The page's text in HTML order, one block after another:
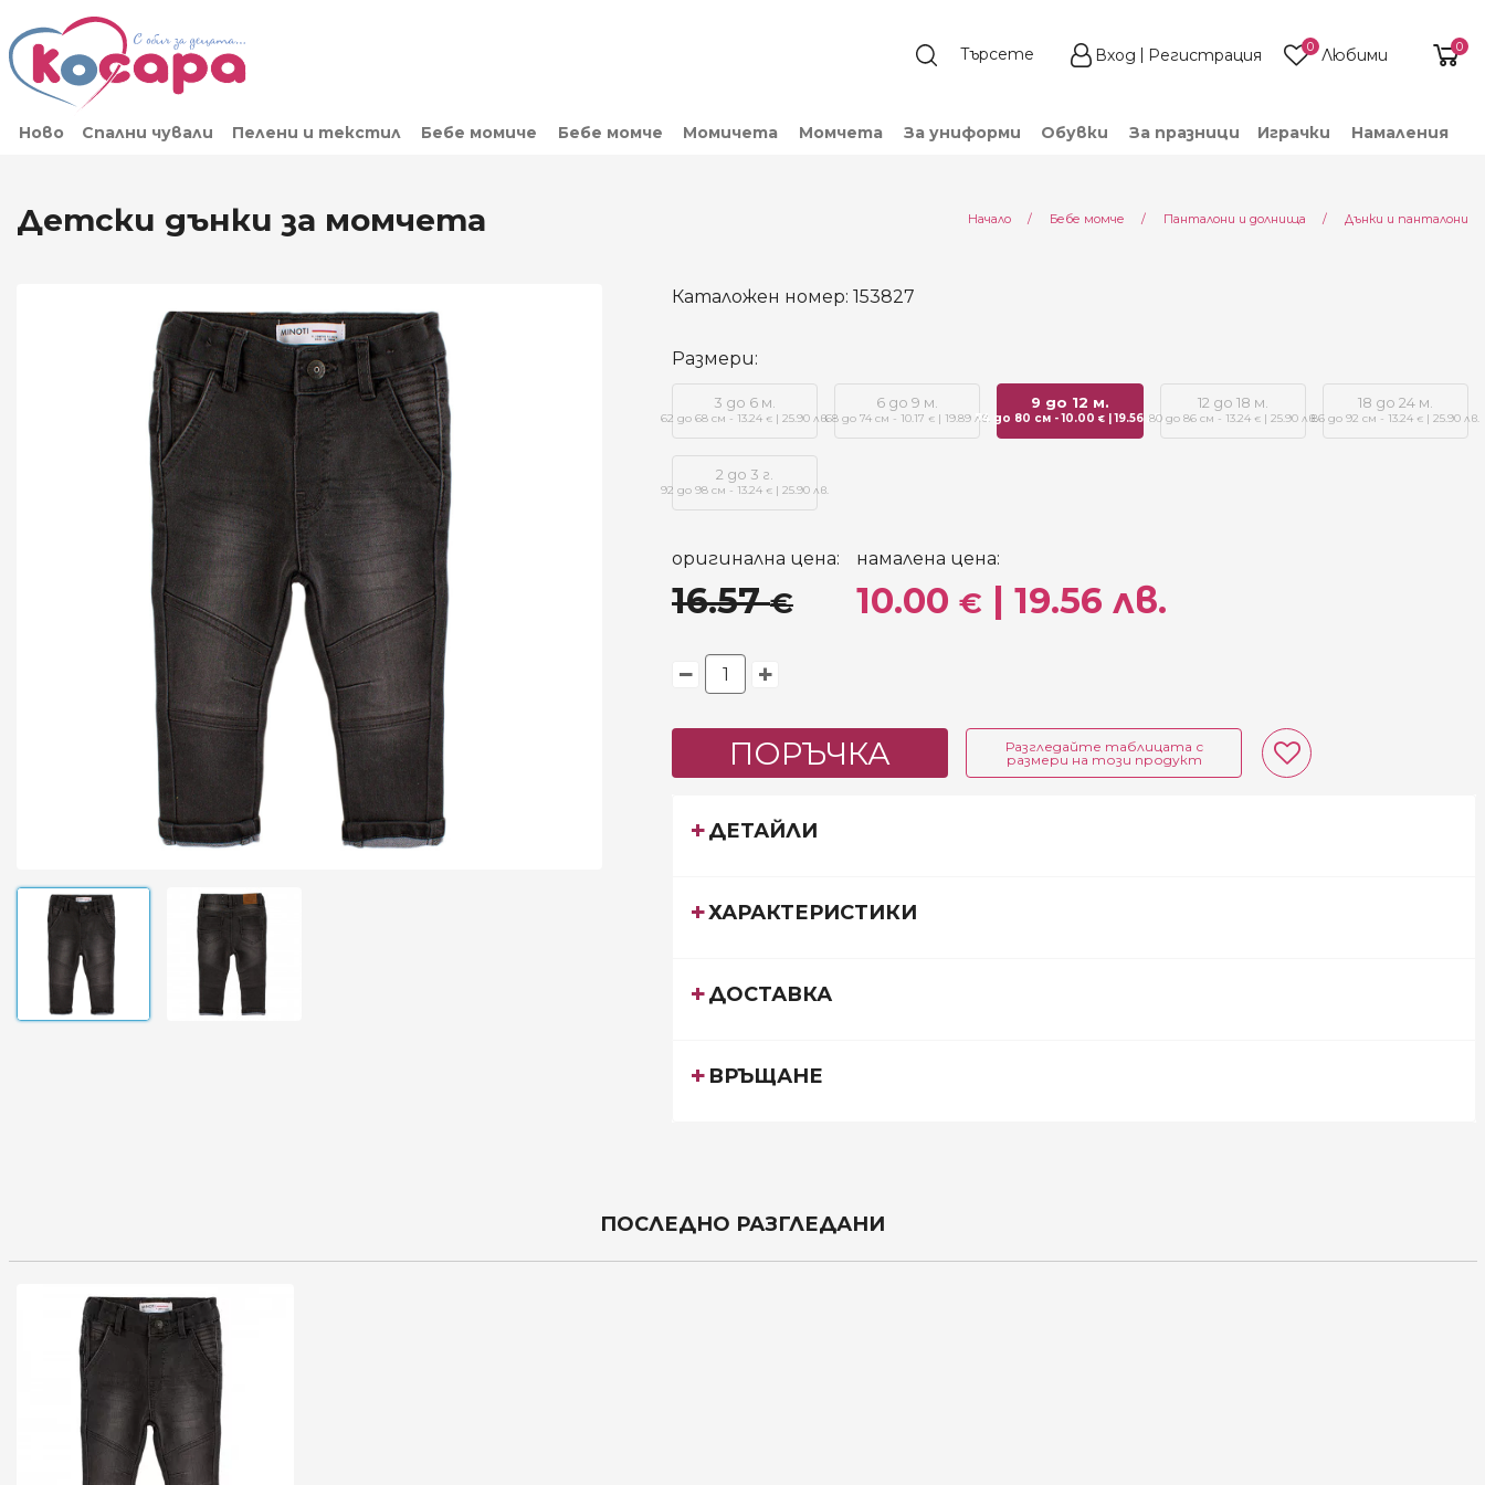
Вход Регистрация Любими
0 0
Ново Спални чували Пелени и текстил Бебе момиче Бебе момче Момичета Момчета За униформи Обувки За празници Играчки Намаления
Детски дънки за момчета Начало Бебе момче Панталони и долнища Дънки и панталони
Каталожен номер: 153827
оригинална цена:
16.57€
намалена цена:
10.00 € | 19.56 лв.
Размери:
3 до 6 м.
62 до 68 см - 13.24 € | 25.90 лв.
6 до 9 м.
68 до 74 см - 10.17 €| 19.89 лв.
9 до 12 м.
74 до 80 см - 10.00€ | 19.56 лв.
12 до 18 м.
80 до 86 см - 13.24 €| 25.90 лв.
18 до 24 м.
86 до 92 см - 13.24 €| 25.90 лв.
2 до 3 г.
92 до 98 см - 13.24 € | 25.90 лв.
ПОРЪЧКА
Разгледайте таблицата с
размери на този продукт
ДЕТАЙЛИ
ХАРАКТЕРИСТИКИ
ДОСТАВКА
ВРЪЩАНЕ
ПОСЛЕДНО РАЗГЛЕДАНИ